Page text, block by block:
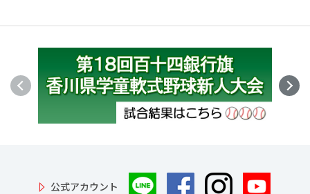
公式アカウント